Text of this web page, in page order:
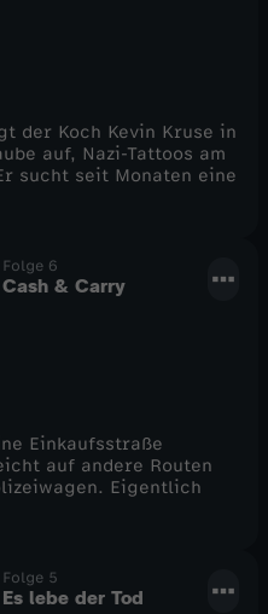
der Koch Kevin Kruse in
auf, Nazi-Tattoos am
sucht seit Monaten eine
Folge 6
Cash & Carry
Einkaufsstraße
auf andere Routen
Eigentlich
Folge 5
Es lebe der Tod